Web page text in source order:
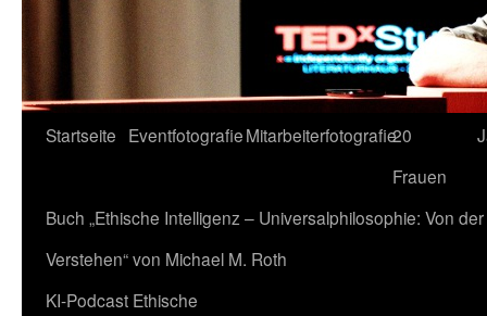
Zum
springen
Startseite EventfotografieMitarbeiterfotografie20
Frauen
Buch „Ethische Intelligenz – Universalphilosophie: Von
Verstehen“ von Michael M. Roth
KI-Podcast Ethische